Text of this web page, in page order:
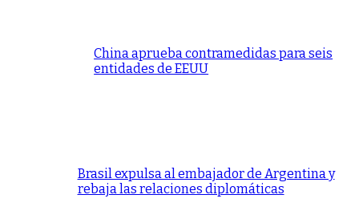
China aprueba contramedidas para seis
entidades de EEUU
Brasil expulsa al embajador de Argentina y
rebaja las relaciones diplomáticas